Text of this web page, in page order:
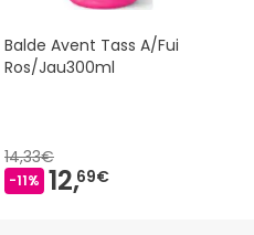
Balde Avent Tass A/Fui
Ros/Jau300ml
14,33€
-11% 12,69€